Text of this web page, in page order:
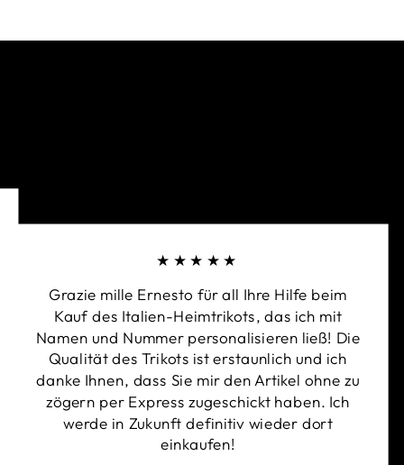
die richtige Dehnbarkeit, damit sich der
Handschuh, der leicht und zugleich
New-Basic-Latex
Stulpe, schmale Passform, Roll-Daumen
★★★★★
Grazie mille Ernesto für all Ihre Hilfe beim
Kauf des Italien-Heimtrikots, das ich mit
Namen und Nummer personalisieren ließ! Die
Qualität des Trikots ist erstaunlich und ich
danke Ihnen, dass Sie mir den Artikel ohne zu
zögern per Express zugeschickt haben. Ich
werde in Zukunft definitiv wieder dort
einkaufen!